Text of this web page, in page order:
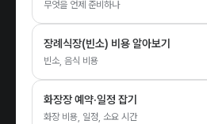
무엇을 언제 준비하나
장례식장(빈소) 비용 알아보기
빈소, 음식 비용
화장장 예약·일정 잡기
화장 비용, 일정, 소요 시간